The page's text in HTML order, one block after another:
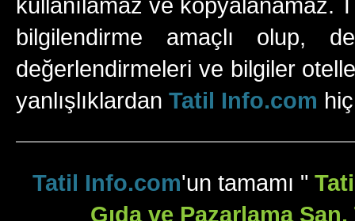
bilgilendirme amaçlı olup,
değerlendirmeleri ve bilgiler
yanlışlıklardan Tatil Info.com
Tatil Info.com'un tamamı "
Gıda ve Pazarlama